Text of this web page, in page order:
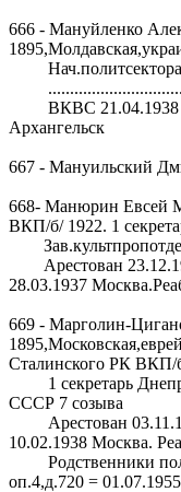
666 - Мануйленко
ВКВС 21.04.1938
Архангельск
667 - Мануильский
668- Манюрин Евсей
ВКП/б/ 1922. 1
Арестован
28.03.1937
669 - Марголин-
Сталинского РК ВКП/
1 секретарь
СССР 7 созыва
Арестован
10.02.1938 Москва.
Родственники
оп.4,д.720 =